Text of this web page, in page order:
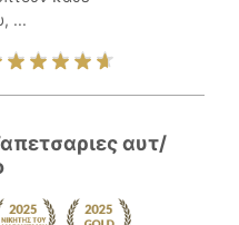
...
αυτ/